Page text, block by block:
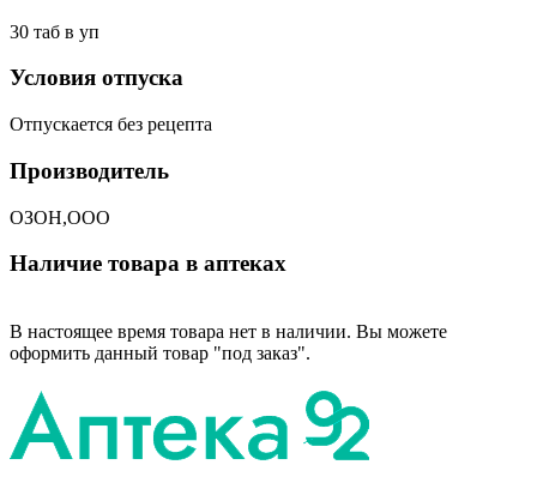
30 таб в уп
Условия отпуска
Отпускается без рецепта
Производитель
ОЗОН,ООО
Наличие товара в аптеках
В настоящее время товара нет в наличии. Вы можете
оформить данный товар "под заказ".